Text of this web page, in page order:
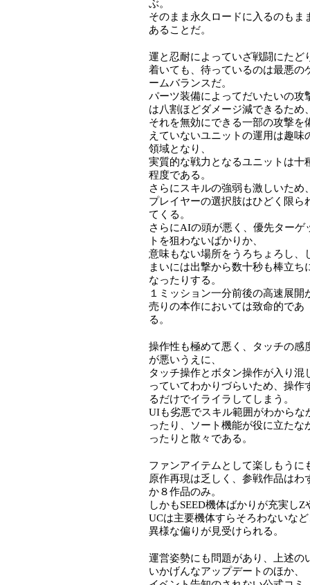
ぶ。
そのまま永久ロードに入るのもま
あることだ。
運と忍耐によっていざ戦闘にたど
着いても、待っているのは最悪の
ームバランスだ。
パーツ装備によってだいたいの攻
は八割ほどダメージ減できるため
それを無効にできる一部の攻撃を
えていないユニットの運用は趣味
領域となり、
実質的な戦力となるユニットは十
程度である。
さらにスキルの強弱も激しいため
プレイヤーの選択肢はひどく限ら
てくる。
さらにAIの頭が悪く、優先ターゲ
トを狙わないばかりか、
意味もない場所をうろちょろし、
まいには出撃から数十秒も棒立ち
なったりする。
１ミッション一分前後の高速展開
売りの本作においては致命的であ
る。
操作性も極めて悪く、タッチの感
が悪いうえに、
タッチ操作とボタン操作が入り混
っていてわかりづらいため、操作
るだけでイライラしてしまう。
UIも劣悪でスキル範囲がわからな
ったり、ソート機能が役に立たな
ったりと散々である。
ファンアイテムとして楽しもうに
原作再現は乏しく、参戦作品はわ
か８作品のみ。
しかもSEED機体ばかりが充実しZ
UCは主要機体すらそろわないな
異様な偏りが見受けられる。
運営姿勢にも問題があり、上述の
いかげんなアップデートのほか、